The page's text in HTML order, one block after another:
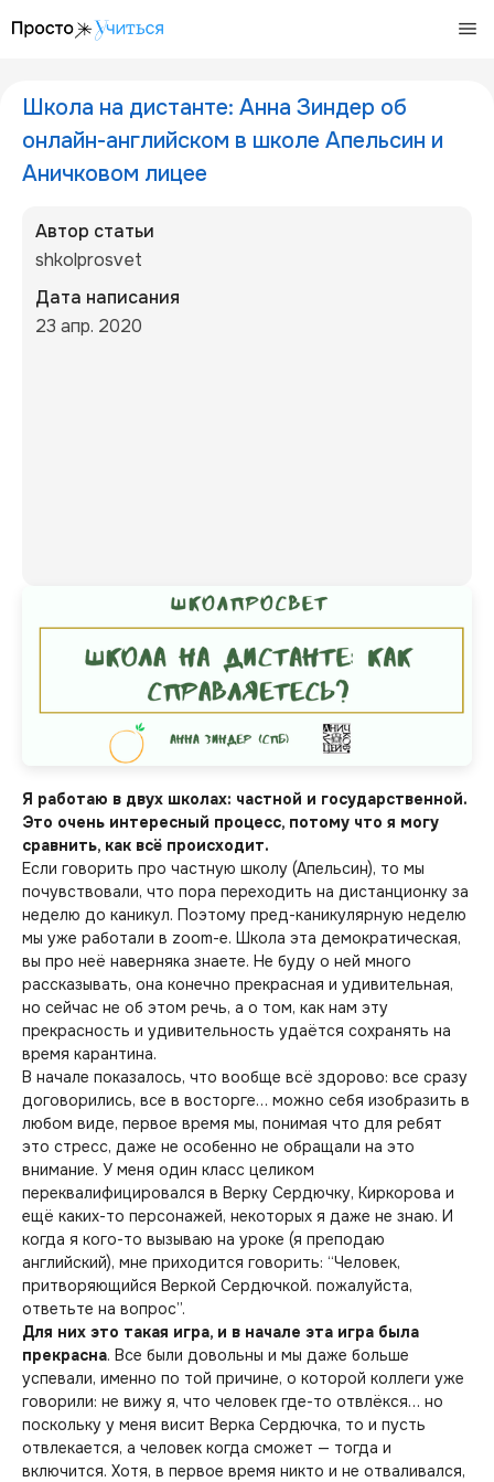
Школа на дистанте: Анна Зиндер об
онлайн-английском в школе Апельсин и
Аничковом лицее
Автор статьи
shkolprosvet
Дата написания
23 апр. 2020
Я работаю в двух школах: частной и государственной.
Это очень интересный процесс, потому что я могу
сравнить, как всё происходит.
Если говорить про частную школу (Апельсин), то мы
почувствовали, что пора переходить на дистанционку за
неделю до каникул. Поэтому пред-каникулярную неделю
мы уже работали в zoom-е. Школа эта демократическая,
вы про неё наверняка знаете. Не буду о ней много
рассказывать, она конечно прекрасная и удивительная,
но сейчас не об этом речь, а о том, как нам эту
прекрасность и удивительность удаётся сохранять на
время карантина.
В начале показалось, что вообще всё здорово: все сразу
договорились, все в восторге… можно себя изобразить в
любом виде, первое время мы, понимая что для ребят
это стресс, даже не особенно не обращали на это
внимание. У меня один класс целиком
переквалифицировался в Верку Сердючку, Киркорова и
ещё каких-то персонажей, некоторых я даже не знаю. И
когда я кого-то вызываю на уроке (я преподаю
английский), мне приходится говорить: “Человек,
притворяющийся Веркой Сердючкой. пожалуйста,
ответьте на вопрос”.
Для них это такая игра, и в начале эта игра была
прекрасна. Все были довольны и мы даже больше
успевали, именно по той причине, о которой коллеги уже
говорили: не вижу я, что человек где-то отвлёкся… но
поскольку у меня висит Верка Сердючка, то и пусть
отвлекается, а человек когда сможет — тогда и
включится. Хотя, в первое время никто и не отваливался,